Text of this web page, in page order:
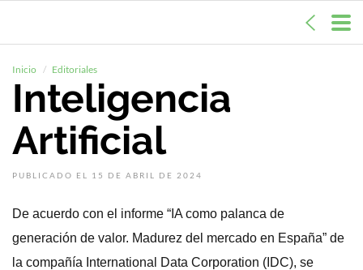
Inicio Editoriales
Inteligencia
Artificial
PUBLICADO EL 15 DE ABRIL DE 2024
De acuerdo con el informe “IA como palanca de
generación de valor. Madurez del mercado en España” de
la compañía International Data Corporation (IDC), se